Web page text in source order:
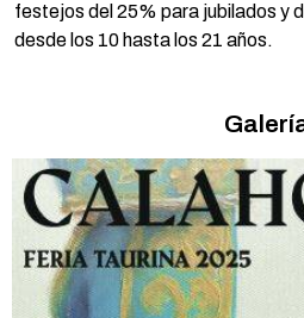
festejos del 25% para jubilados y
desde los 10 hasta los 21 años.